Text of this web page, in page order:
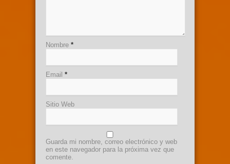
Nombre *
Email *
Sitio Web
Guarda mi nombre, correo electrónico y web
en este navegador para la próxima vez que
comente.